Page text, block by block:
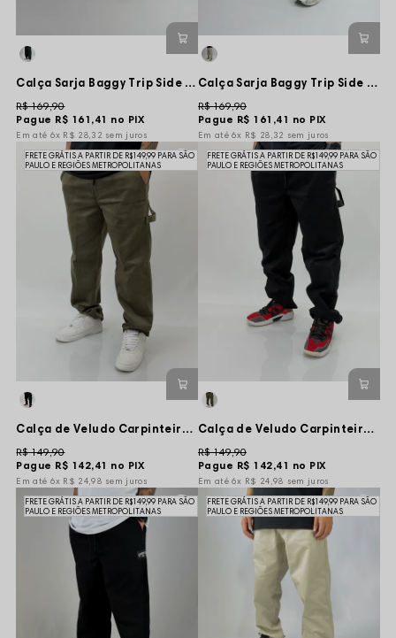
Calça Sarja Baggy Trip Side Crazy Bear - Bege
Pague R$ 161,41 no PIX
R$ 169,90
6x R$ 28,32 sem juros
Calça Sarja Baggy Trip Side Crazy Bear - Preta
Pague R$ 161,41 no PIX
R$ 169,90
6x R$ 28,32 sem juros
FRETE GRÁTIS A PARTIR DE R$149,99 PARA SÃO
PAULO E REGIÕES METROPOLITANAS
Calça de Veludo Carpinteiro Lisa - Verde
Pague R$ 142,41 no PIX
R$ 149,90
6x R$ 24,98 sem juros
FRETE GRÁTIS A PARTIR DE R$149,99 PARA SÃO
PAULO E REGIÕES METROPOLITANAS
Calça de Veludo Carpinteiro Lisa - Preta
Pague R$ 142,41 no PIX
R$ 149,90
6x R$ 24,98 sem juros
FRETE GRÁTIS A PARTIR DE R$149,99 PARA SÃO
PAULO E REGIÕES METROPOLITANAS
FRETE GRÁTIS A PARTIR DE R$149,99 PARA SÃO
PAULO E REGIÕES METROPOLITANAS